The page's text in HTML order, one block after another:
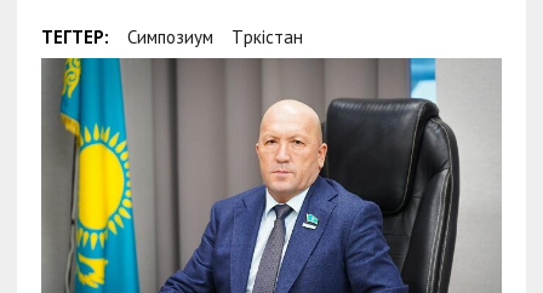
ТЕГТЕР: Симпозиум Түркістан